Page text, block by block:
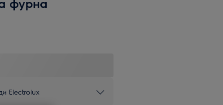
фурна
Electrolux